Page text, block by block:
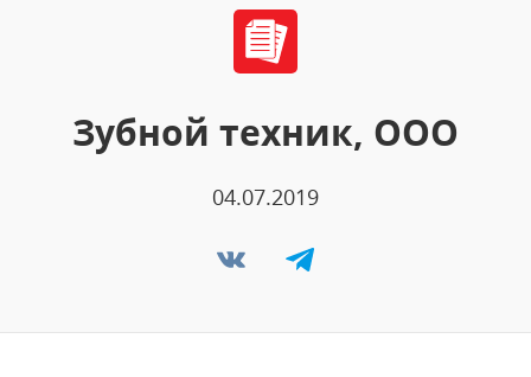
Зубной техник, ООО
04.07.2019